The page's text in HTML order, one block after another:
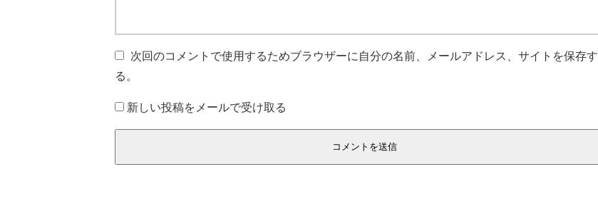
次回のコメントで使用するためブラウザーに自分の名前、メールアドレス、サイトを保存す
る。
新しい投稿をメールで受け取る